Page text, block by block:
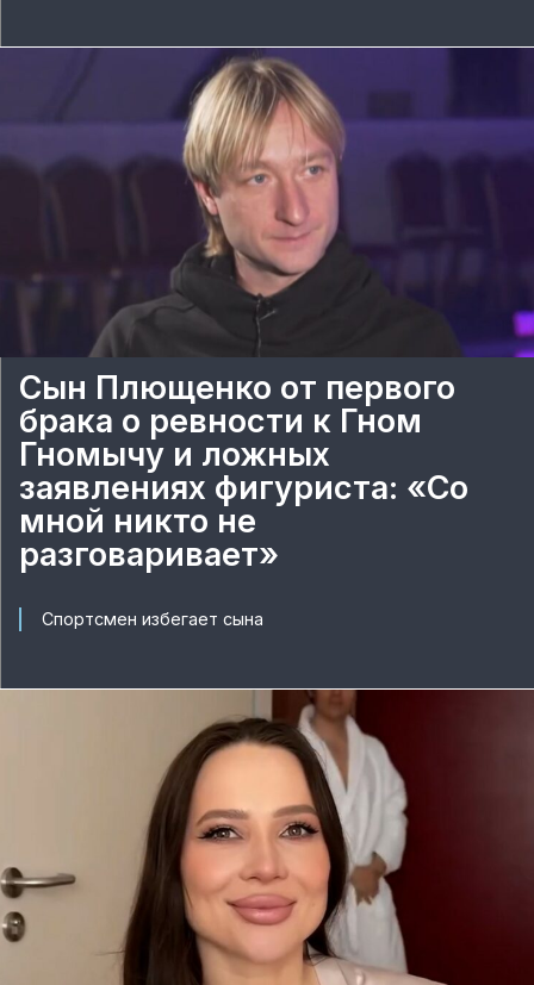
Сын Плющенко от первого
брака о ревности к Гном
Гномычу и ложных
заявлениях фигуриста: «Со
мной никто не
разговаривает»
Спортсмен избегает сына